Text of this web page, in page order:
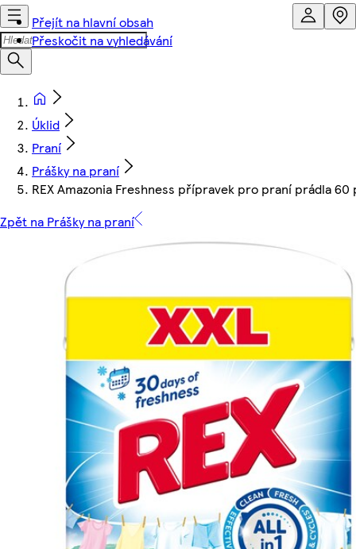
Přejít na hlavní obsah
Přeskočit na vyhledávání
Úklid
Praní
Prášky na praní
REX Amazonia Freshness přípravek pro praní prádla 60
Zpět na Prášky na praní